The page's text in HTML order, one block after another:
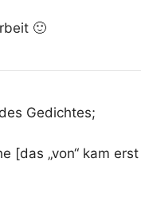
🙂
Gedichtes;
[das „von“ kam